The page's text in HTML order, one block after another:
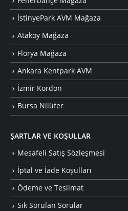
İstinyePark AVM Mağaza
Ataköy Mağaza
Florya Mağaza
Ankara Kentpark AVM
İzmir Kordon
Bursa Nilüfer
ŞARTLAR VE KOŞULLAR
Mesafeli Satış Sözleşmesi
İptal ve İade Koşulları
Ödeme ve Teslimat
Sık Sorulan Sorular